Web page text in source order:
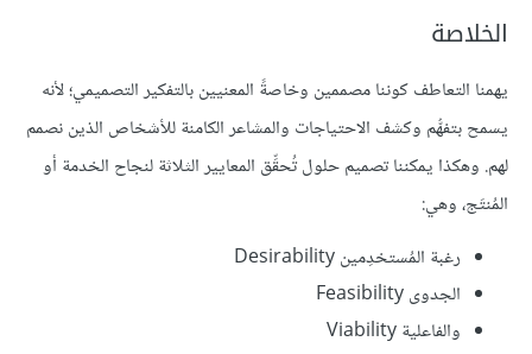
الخلاصة
يهمنا التعاطف كوننا مصممين وخاصةً المعنيين بالتفكير التصميمي؛ لأنه
يسمح بتفهُّم وكشف الاحتياجات والمشاعر الكامنة للأشخاص الذين نصمم
لهم. وهكذا يمكننا تصميم حلول تُحقِّق المعايير الثلاثة لنجاح الخدمة أو
المُنتَج، وهي:
رغبة المُستخدِمين Desirability
الجدوى Feasibility
والفاعلية Viability